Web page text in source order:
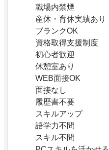
職場内禁煙
産休・育休実績あり
ブランクOK
資格取得支援制度
初心者歓迎
休憩室あり
WEB面接OK
面接なし
履歴書不要
スキルアップ
語学力不問
スキル不問